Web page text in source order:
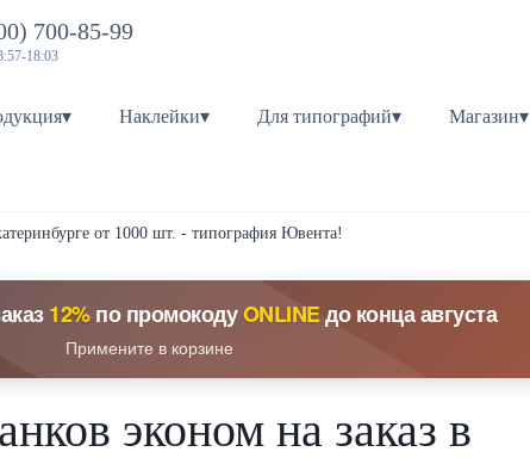
700-85-99
18:03
Наклейки▾ Для типографий▾ Магазин▾
от 1000 шт. - типография Ювента!
12%по промокодуONLINEдо конца августа
Примените в корзине
эконом на заказ в